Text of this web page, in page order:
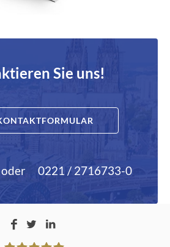
Sie uns!
oder 0221 / 2716733-0